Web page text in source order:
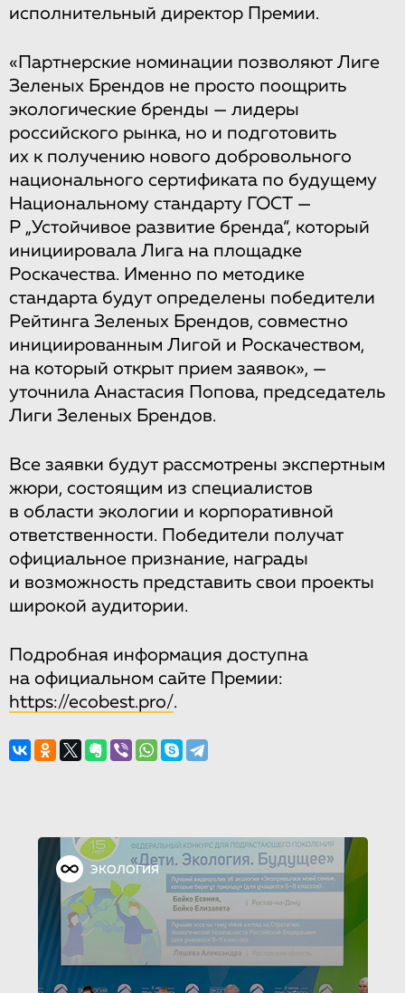
исполнительный директор Премии.
«Партнерские номинации позволяют Лиге
Зеленых Брендов не просто поощрить
экологические бренды — лидеры
российского рынка, но и подготовить
их к получению нового добровольного
национального сертификата по будущему
Национальному стандарту ГОСТ —
Р „Устойчивое развитие бренда“, который
инициировала Лига на площадке
Роскачества. Именно по методике
стандарта будут определены победители
Рейтинга Зеленых Брендов, совместно
инициированным Лигой и Роскачеством,
на который открыт прием заявок», —
уточнила Анастасия Попова, председатель
Лиги Зеленых Брендов.
Все заявки будут рассмотрены экспертным
жюри, состоящим из специалистов
в области экологии и корпоративной
ответственности. Победители получат
официальное признание, награды
и возможность представить свои проекты
широкой аудитории.
Подробная информация доступна
на официальном сайте Премии:
https://ecobest.pro/.
ЭКОЛОГИЯ